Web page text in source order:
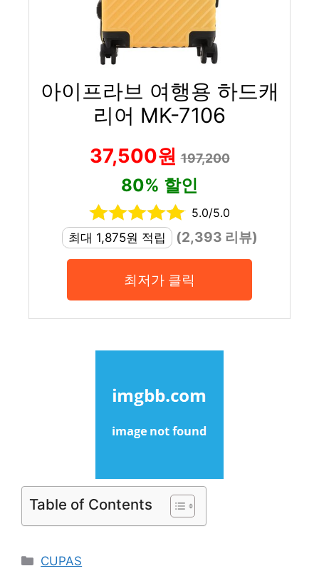
아이프라브 여행용 하드캐
리어 MK-7106
37,500원197,200
80% 할인
5.0/5.0
최대 1,875원 적립
(2,393 리뷰)
최저가 클릭
Table of Contents
Categories
CUPAS